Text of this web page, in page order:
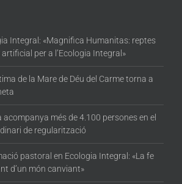
Integral: «Magnifica Humanitas: reptes
artificial per a l’Ecologia Integral»
de la Mare de Déu del Carme torna a
més de 4.100 persones en el
de regularització
pastoral en Ecologia Integral: «La fe
d’un món canviant»